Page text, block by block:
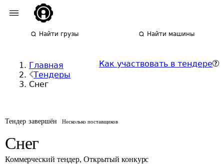
Найти грузы Найти машины
Главная
Тендеры
Снег
Как участвовать в тендере
Тендер завершён Несколько поставщиков
Снег
Коммерческий тендер, Открытый конкурс